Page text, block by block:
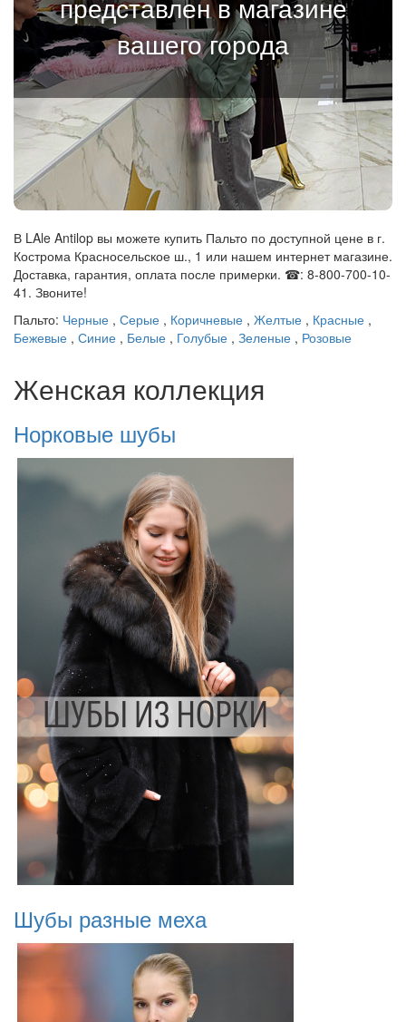
вашего города
В LAle Antilop вы можете купить Пальто по доступной цене в г.
Кострома Красносельское ш., 1 или нашем интернет магазине.
Доставка, гарантия, оплата после примерки. ☎: 8-800-700-10-
41. Звоните!
Пальто: Черные , Серые , Коричневые , Желтые , Красные ,
Бежевые , Синие , Белые , Голубые , Зеленые , Розовые
Женская коллекция
Норковые шубы
Шубы разные меха